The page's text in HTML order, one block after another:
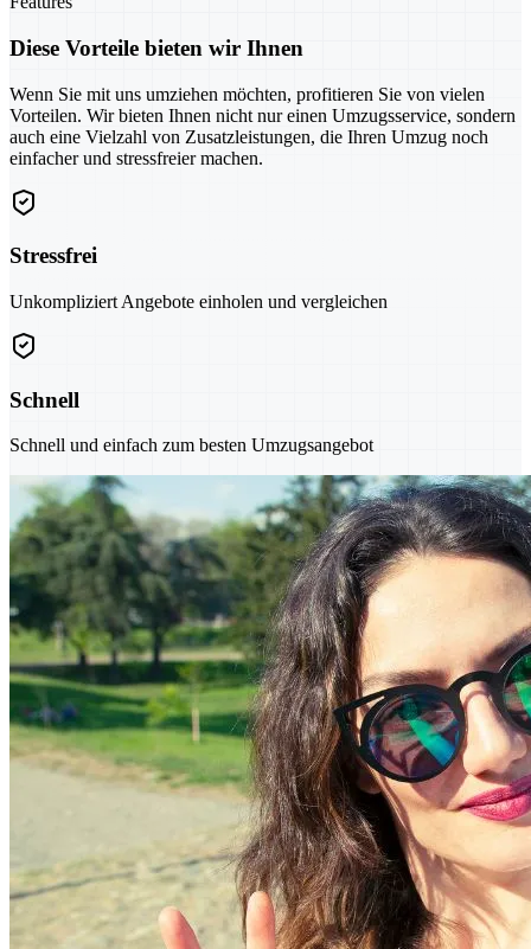
Diese Vorteile bieten wir Ihnen
Wenn Sie mit uns umziehen möchten, profitieren Sie von vielen
Vorteilen. Wir bieten Ihnen nicht nur einen Umzugsservice, sondern
auch eine Vielzahl von Zusatzleistungen, die Ihren Umzug noch
einfacher und stressfreier machen.
Stressfrei
Unkompliziert Angebote einholen und vergleichen
Schnell
Schnell und einfach zum besten Umzugsangebot